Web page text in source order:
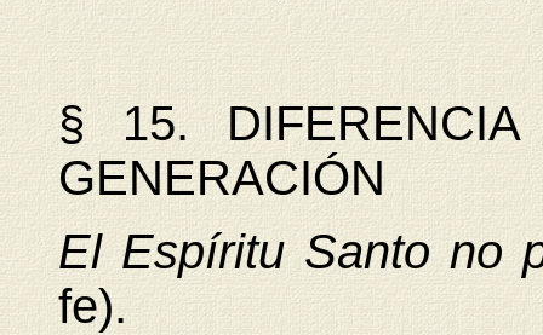
§ 15.
GENERACIÓN
El Espíritu Santo no
fe).